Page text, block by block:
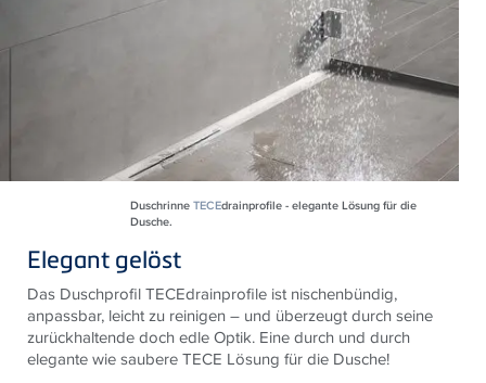
DuschrinneTECEdrainprofile - elegante Lösung für die
Dusche.
Elegant gelöst
Das Duschprofil TECEdrainprofile ist nischenbündig,
anpassbar, leicht zu reinigen – und überzeugt durch seine
zurückhaltende doch edle Optik. Eine durch und durch
elegante wie saubere TECE Lösung für die Dusche!